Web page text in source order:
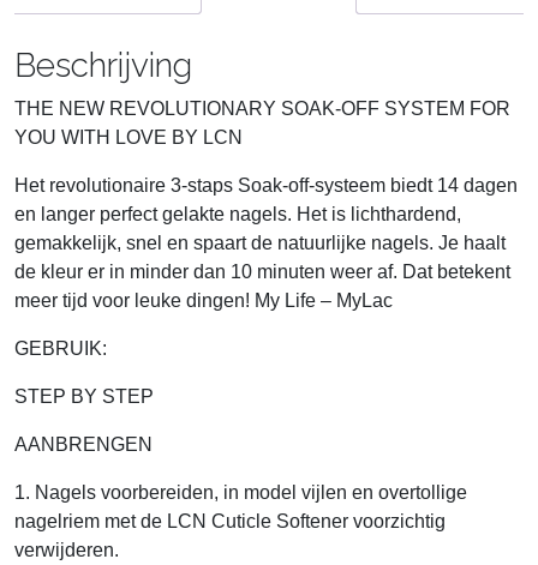
Beschrijving
THE NEW REVOLUTIONARY SOAK-OFF SYSTEM FOR
YOU WITH LOVE BY LCN
Het revolutionaire 3-staps Soak-off-systeem biedt 14 dagen
en langer perfect gelakte nagels. Het is lichthardend,
gemakkelijk, snel en spaart de natuurlijke nagels. Je haalt
de kleur er in minder dan 10 minuten weer af. Dat betekent
meer tijd voor leuke dingen! My Life – MyLac
GEBRUIK:
STEP BY STEP
AANBRENGEN
1. Nagels voorbereiden, in model vijlen en overtollige
nagelriem met de LCN Cuticle Softener voorzichtig
verwijderen.